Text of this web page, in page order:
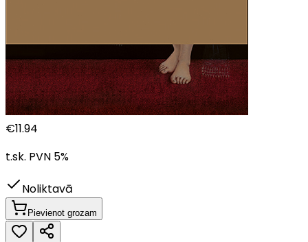
€11.94
t.sk. PVN 5%
Noliktavā
Pievienot grozam